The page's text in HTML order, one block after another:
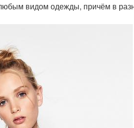
видом одежды, причём в